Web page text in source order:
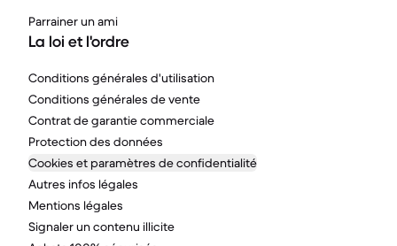
Parrainer un ami
La loi et l'ordre
Conditions générales d'utilisation
Conditions générales de vente
Contrat de garantie commerciale
Protection des données
Cookies et paramètres de confidentialité
Autres infos légales
Mentions légales
Signaler un contenu illicite